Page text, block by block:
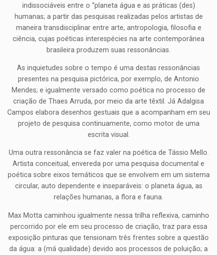
indissociáveis entre o “planeta água e as práticas (des)
humanas; a partir das pesquisas realizadas pelos artistas de
maneira transdisciplinar entre arte, antropologia, filosofia e
ciência, cujas poéticas interespécies na arte contemporânea
brasileira produzem suas ressonâncias.
As inquietudes sobre o tempo é uma destas ressonâncias
presentes na pesquisa pictórica, por exemplo, de Antonio
Mendes; e igualmente versado como poética no processo de
criação de Thaes Arruda, por meio da arte têxtil. Já Adalgisa
Campos elabora desenhos gestuais que a acompanham em seu
projeto de pesquisa continuamente, como motor de uma
escrita visual.
Uma outra ressonância se faz valer na poética de Tássio Mello.
Artista conceitual, envereda por uma pesquisa documental e
poética sobre eixos temáticos que se envolvem em um sistema
circular, auto dependente e inseparáveis: o planeta água, as
relações humanas, a flora e fauna.
Max Motta caminhou igualmente nessa trilha reflexiva, caminho
percorrido por ele em seu processo de criação, traz para essa
exposição pinturas que tensionam três frentes sobre a questão
da água: a (má qualidade) devido aos processos de poluição; a